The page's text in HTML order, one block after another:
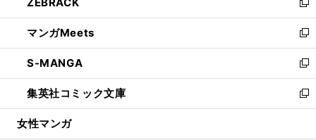
で
開
く
ド
ウ
で
開
く
ィ
ン
ド
ウ
で
開
く
い
ウ
ィ
ン
ド
ウ
で
開
新
し
い
ウ
ィ
ン
ド
ウ
マンガMeets
新
し
い
ウ
ィ
ン
S-MANGA
新
し
い
ウ
集英社コミック文庫
新
し
女性マンガ